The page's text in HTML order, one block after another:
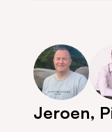
Jeroen,